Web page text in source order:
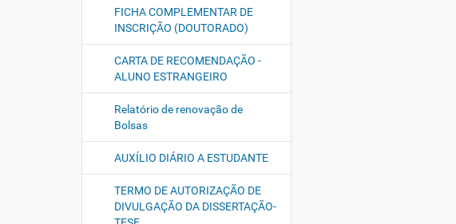
FICHA COMPLEMENTAR DE
INSCRIÇÃO (DOUTORADO)
CARTA DE RECOMENDAÇÃO -
ALUNO ESTRANGEIRO
Relatório de renovação de
Bolsas
AUXÍLIO DIÁRIO A ESTUDANTE
TERMO DE AUTORIZAÇÃO DE
DIVULGAÇÃO DA DISSERTAÇÃO-